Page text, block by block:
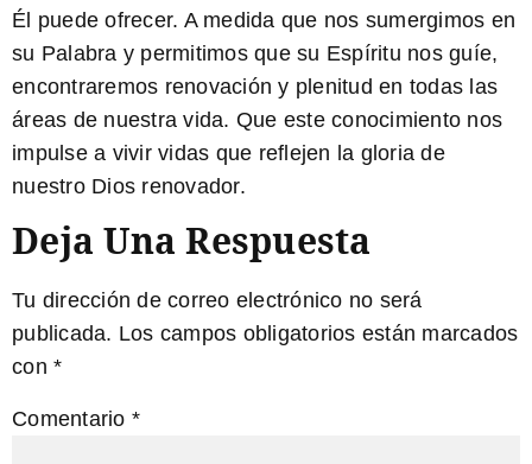
Él puede ofrecer. A medida que nos sumergimos en
su Palabra y permitimos que su Espíritu nos guíe,
encontraremos renovación y plenitud en todas las
áreas de nuestra vida. Que este conocimiento nos
impulse a vivir vidas que reflejen la gloria de
nuestro Dios renovador.
Deja Una Respuesta
Tu dirección de correo electrónico no será
publicada. Los campos obligatorios están marcados
con *
Comentario *